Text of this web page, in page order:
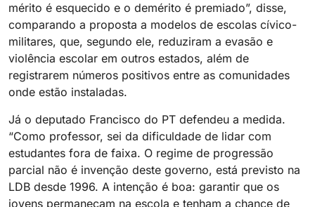
mérito é esquecido e o demérito é premiado”, disse,
comparando a proposta a modelos de escolas cívico-
militares, que, segundo ele, reduziram a evasão e
violência escolar em outros estados, além de
registrarem números positivos entre as comunidades
onde estão instaladas.
Já o deputado Francisco do PT defendeu a medida.
“Como professor, sei da dificuldade de lidar com
estudantes fora de faixa. O regime de progressão
parcial não é invenção deste governo, está previsto na
LDB desde 1996. A intenção é boa: garantir que os
jovens permaneçam na escola e tenham a chance de